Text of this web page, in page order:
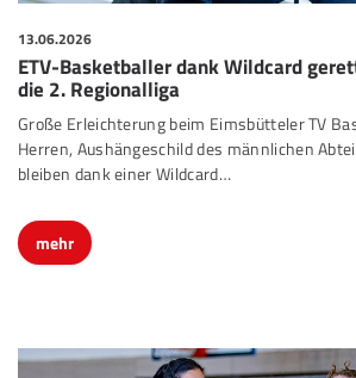
13.06.2026
ETV-Basketballer dank Wildcard
die 2. Regionalliga
Große Erleichterung beim Eimsbütteler TV
Herren, Aushängeschild des männlichen
bleiben dank einer Wildcard…
mehr